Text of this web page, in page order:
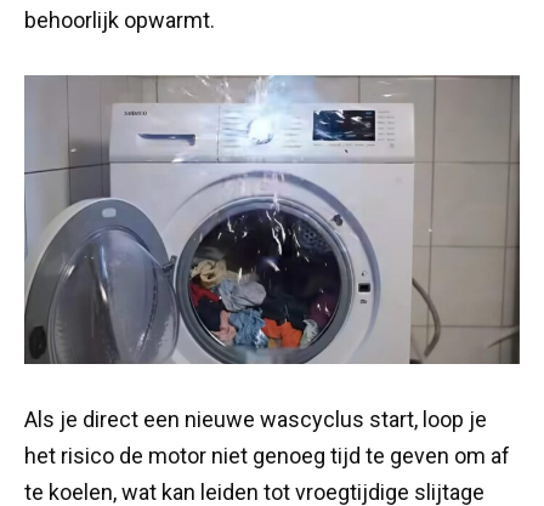
behoorlijk opwarmt.
Als je direct een nieuwe wascyclus start, loop je
het risico de motor niet genoeg tijd te geven om af
te koelen, wat kan leiden tot vroegtijdige slijtage